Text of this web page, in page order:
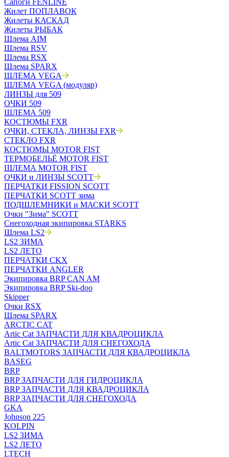
Сапоги FENLINE
Жилет ПОПЛАВОК
Жилеты КАСКАД
Жилеты РЫБАК
Шлема AIM
Шлема RSV
Шлема RSX
Шлема SPARX
ШЛЕМА VEGA
ШЛЕМА VEGA (модуляр)
ЛИНЗЫ для 509
ОЧКИ 509
ШЛЕМА 509
КОСТЮМЫ FXR
ОЧКИ, СТЕКЛА, ЛИНЗЫ FXR
СТЕКЛО FXR
КОСТЮМЫ MOTOR FIST
ТЕРМОБЕЛЬЁ MOTOR FIST
ШЛЕМА MOTOR FIST
ОЧКИ и ЛИНЗЫ SCOTT
ПЕРЧАТКИ FISSION SCOTT
ПЕРЧАТКИ SCOTT зима
ПОДШЛЕМНИКИ и МАСКИ SCOTT
Очки "Зима" SCOTT
Снегоходная экипировка STARKS
Шлема LS2
LS2 ЗИМА
LS2 ЛЕТО
ПЕРЧАТКИ CKX
ПЕРЧАТКИ ANGLER
Экипировка BRP CAN AM
Экипировка BRP Ski-doo
Skipper
Очки RSX
Шлема SPARX
ARCTIC CAT
Artic Cat ЗАПЧАСТИ ДЛЯ КВАДРОЦИКЛА
Artic Cat ЗАПЧАСТИ ДЛЯ СНЕГОХОДА
BALTMOTORS ЗАПЧАСТИ ДЛЯ КВАДРОЦИКЛА
BASEG
BRP
BRP ЗАПЧАСТИ ДЛЯ ГИДРОЦИКЛА
BRP ЗАПЧАСТИ ДЛЯ КВАДРОЦИКЛА
BRP ЗАПЧАСТИ ДЛЯ СНЕГОХОДА
GKA
Johnson 225
KOLPIN
LS2 ЗИМА
LS2 ЛЕТО
LTECH